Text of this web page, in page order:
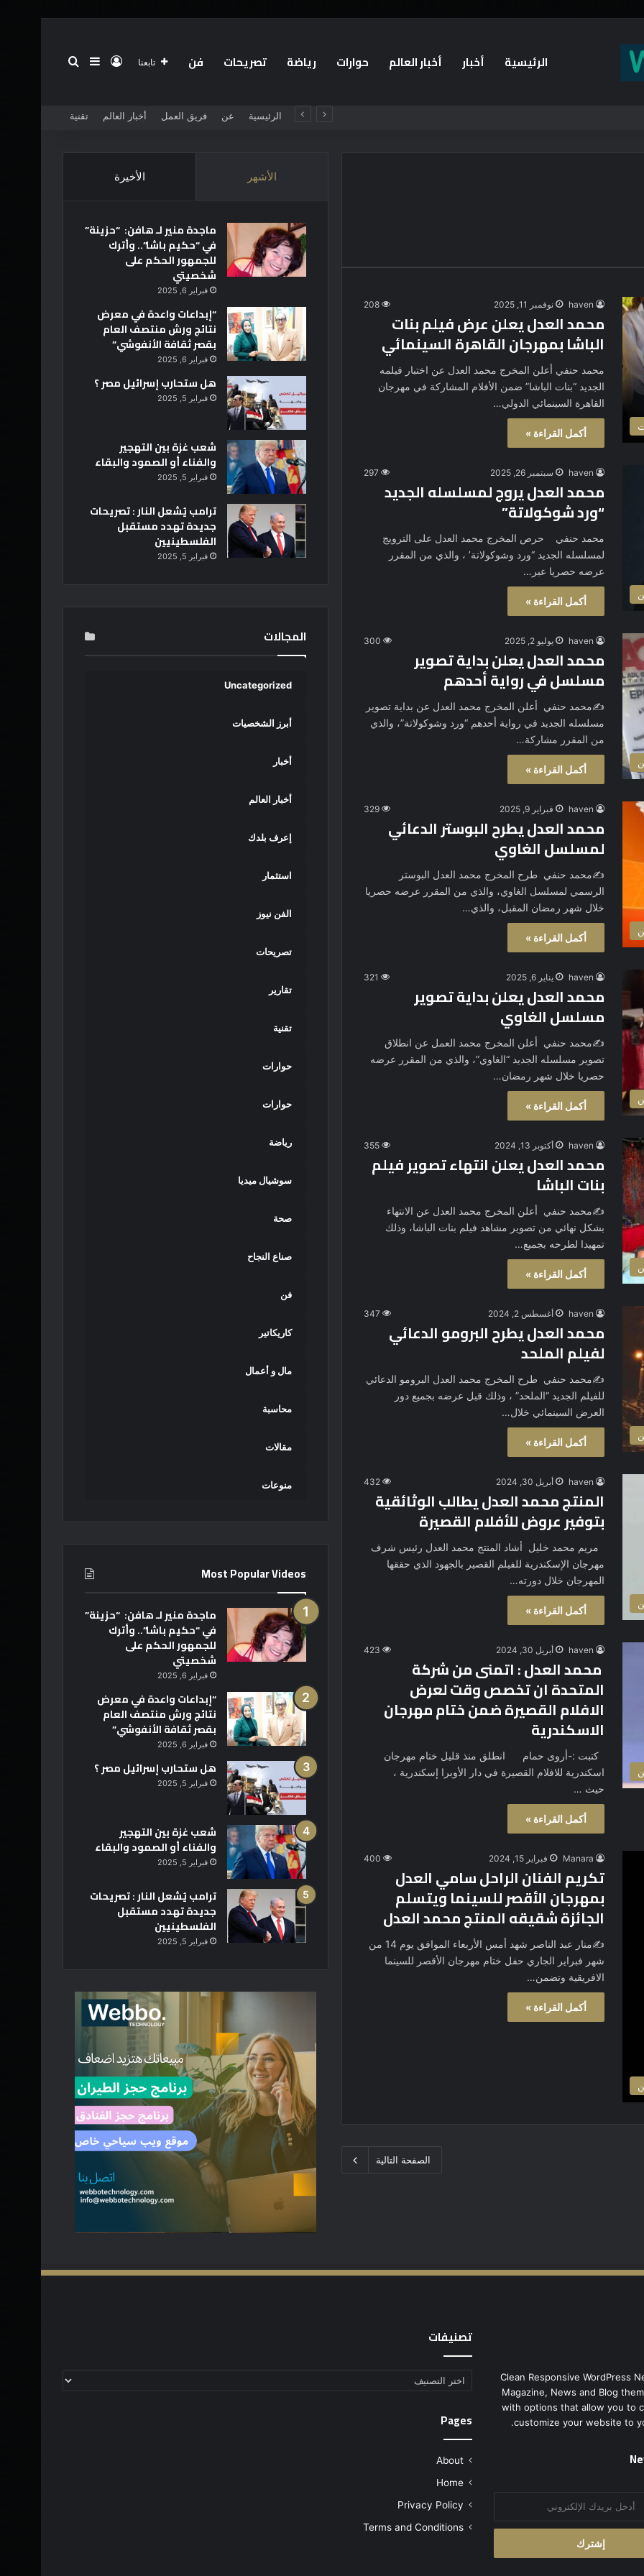
الرئيسية أخبار أخبار العالم حوارات رياضة تصريحات فن تابعنا تسجيل الدخول
إضافة عمود جانبي
الرئيسية عن فريق العمل أخبار العالم تقنية
haven نوفمبر 11, 2025 208
محمد العدل يعلن عرض فيلم بنات
الباشا بمهرجان القاهرة السينمائي
محمد حنفي أعلن المخرج محمد العدل عن اختبار فيلمه
الجديد “بنات الباشا” ضمن الأفلام المشاركة في مهرجان
القاهرة السينمائي الدولي…
أكمل القراءة »
haven سبتمبر 26, 2025 297
محمد العدل يروج لمسلسله الجديد
“ورد شوكولاتة”
محمد حنفي حرص المخرج محمد العدل على الترويج
لمسلسله الجديد “ورد وشوكولاتة’ ، والذي من المقرر
عرضه حصريا عبر…
أكمل القراءة »
haven يوليو 2, 2025 300
محمد العدل يعلن بداية تصوير
مسلسل في رواية أحدهم
✍️محمد حنفي أعلن المخرج محمد العدل عن بداية تصوير
مسلسله الجديد في رواية أحدهم “ورد وشوكولاتة”، والذي
من المقرر مشاركة…
أكمل القراءة »
haven فبراير 9, 2025 329
محمد العدل يطرح البوستر الدعائي
لمسلسل الغاوي
✍️محمد حنفي طرح المخرج محمد العدل البوستر
الرسمي لمسلسل الغاوي، والذي من المقرر عرضه حصريا
خلال شهر رمضان المقبل، والذي…
أكمل القراءة »
haven يناير 6, 2025 321
محمد العدل يعلن بداية تصوير
مسلسل الغاوي
✍️محمد حنفي أعلن المخرج محمد العمل عن انطلاق
تصوير مسلسله الجديد “الغاوي”، والذي من المقرر عرضه
حصريا خلال شهر رمضان…
أكمل القراءة »
haven أكتوبر 13, 2024 355
محمد العدل يعلن انتهاء تصوير فيلم
بنات الباشا
✍️محمد حنفي أعلن المخرج محمد العدل عن الانتهاء
بشكل نهائي من تصوير مشاهد فيلم بنات الباشا، وذلك
تمهيدا لطرحه بجميع…
أكمل القراءة »
haven أغسطس 2, 2024 347
محمد العدل يطرح البرومو الدعائي
لفيلم الملحد
✍️محمد حنفي طرح المخرج محمد العدل البرومو الدعائي
للفيلم الجديد “الملحد” ، وذلك قبل عرضه بجميع دور
العرض السينمائي خلال…
أكمل القراءة »
haven أبريل 30, 2024 432
المنتج محمد العدل يطالب الوثائقية
بتوفير عروض للأفلام القصيرة
مريم محمد خليل أشاد المنتج محمد العدل رئيس شرف
مهرجان الإسكندرية للفيلم القصير بالجهود الذي حققها
المهرجان خلال دورته…
أكمل القراءة »
haven أبريل 30, 2024 423
محمد العدل : اتمنى من شركة
المتحدة ان تخصص وقت لعرض
الافلام القصيرة ضمن ختام مهرجان
الاسكندرية
كتبت :-أروى حمام انطلق منذ قليل ختام مهرجان
اسكندرية للافلام القصيرة في دار الأوبرا إسكندرية ،
حيث …
أكمل القراءة »
Manara فبراير 15, 2024 400
تكريم الفنان الراحل سامي العدل
بمهرجان الأقصر للسينما ويتسلم
الجائزة شقيقه المنتج محمد العدل
✍️منار عبد الناصر شهد أمس الأربعاء الموافق يوم 14 من
شهر فبراير الجاري حفل ختام مهرجان الأقصر للسينما
الافريقية وتضمن…
أكمل القراءة »
الصفحة التالية
الأشهر الأخيرة
ماجدة منير لـ هافن: “حزينة”
في “حكيم باشا”.. وأترك
للجمهور الحكم على
شخصيتي
فبراير 6, 2025
“إبداعات واعدة في معرض
نتائج ورش منتصف العام
بقصر ثقافة الأنفوشي”
فبراير 6, 2025
هل ستحارب إسرائيل مصر ؟
فبراير 5, 2025
شعب غزة بين التهجير
والفناء أو الصمود والبقاء
فبراير 5, 2025
ترامب يُشعل النار : تصريحات
جديدة تهدد مستقبل
الفلسطينيين
فبراير 5, 2025
المجالات
Uncategorized
أبرز الشخصيات
أخبار
أخبار العالم
إعرف بلدك
استثمار
الفن نيوز
تصريحات
تقارير
تقنية
حوارات
حوارات
رياضة
سوشيال ميديا
صحة
صناع النجاح
فن
كاريكاتير
مال و أعمال
محاسبة
مقالات
منوعات
Most Popular Videos
ماجدة منير لـ هافن: “حزينة”
في “حكيم باشا”.. وأترك
للجمهور الحكم على
شخصيتي
فبراير 6, 2025
“إبداعات واعدة في معرض
نتائج ورش منتصف العام
بقصر ثقافة الأنفوشي”
فبراير 6, 2025
هل ستحارب إسرائيل مصر ؟
فبراير 5, 2025
شعب غزة بين التهجير
والفناء أو الصمود والبقاء
فبراير 5, 2025
ترامب يُشعل النار : تصريحات
جديدة تهدد مستقبل
الفلسطينيين
فبراير 5, 2025
Clean Responsive WordPress
Magazine, News and Blog
with options that allow you to
customize your website to
تصنيفات
تصنيفات
Pages
About
Home
Privacy Policy
Terms and Conditions